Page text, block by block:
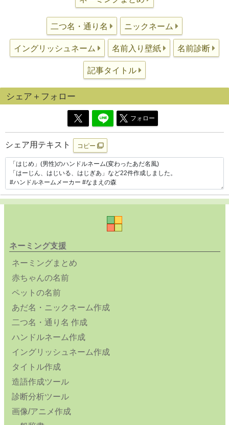
二つ名・通り名 ニックネーム
イングリッシュネーム 名前入り壁紙 名前診断
記事タイトル
シェア＋フォロー
フォロー
シェア用テキスト コピー
ネーミング支援
ネーミングまとめ
赤ちゃんの名前
ペットの名前
あだ名・ニックネーム作成
二つ名・通り名 作成
ハンドルネーム作成
イングリッシュネーム作成
タイトル作成
造語作成ツール
診断分析ツール
画像/アニメ作成